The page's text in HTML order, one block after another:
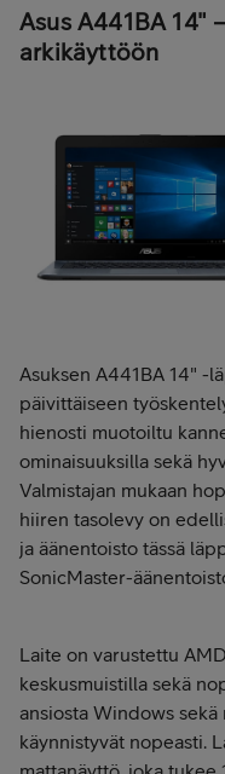
Asus A441BA 14"
arkikäyttöön
Asuksen A441BA 14" -
päivittäiseen
hienosti muotoiltu
ominaisuuksilla sekä
Valmistajan mukaan
hiiren tasolevy on
ja äänentoisto tässä
SonicMaster-
Laite on varustettu
keskusmuistilla sekä
ansiosta Windows
käynnistyvät nopeasti.